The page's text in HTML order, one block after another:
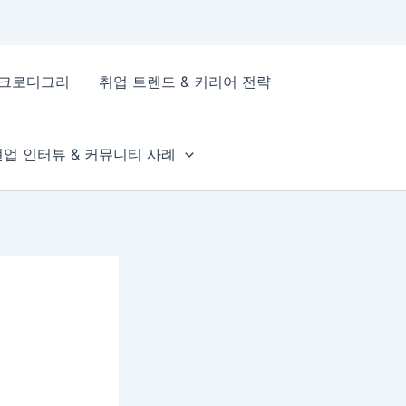
로디그리 취업 트렌드 & 커리어 전략
업 인터뷰 & 커뮤니티 사례